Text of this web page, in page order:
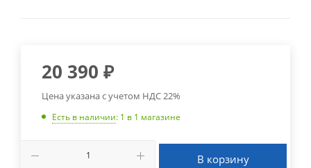
20 390 ₽
Цена указана с учетом НДС 22%
Есть в наличии: 1 в 1 магазине
В корзину